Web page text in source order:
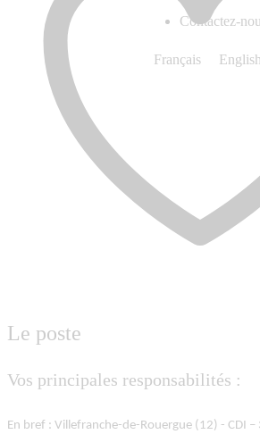
Contactez-
Français English
Le poste
Vos principales responsabilités :
En bref : Villefranche-de-Rouergue (12) - CDI